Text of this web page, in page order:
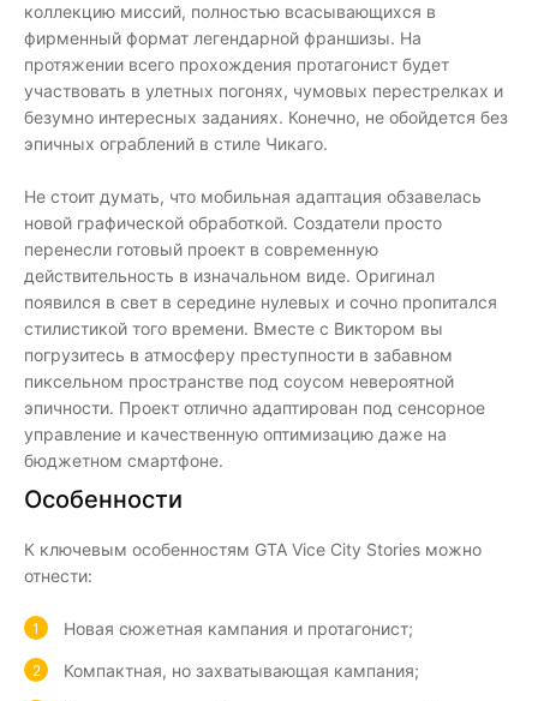
коллекцию миссий, полностью всасывающихся в
фирменный формат легендарной франшизы. На
протяжении всего прохождения протагонист будет
участвовать в улетных погонях, чумовых перестрелках и
безумно интересных заданиях. Конечно, не обойдется без
эпичных ограблений в стиле Чикаго.
Не стоит думать, что мобильная адаптация обзавелась
новой графической обработкой. Создатели просто
перенесли готовый проект в современную
действительность в изначальном виде. Оригинал
появился в свет в середине нулевых и сочно пропитался
стилистикой того времени. Вместе с Виктором вы
погрузитесь в атмосферу преступности в забавном
пиксельном пространстве под соусом невероятной
эпичности. Проект отлично адаптирован под сенсорное
управление и качественную оптимизацию даже на
бюджетном смартфоне.
Особенности
К ключевым особенностям GTA Vice City Stories можно
отнести:
Новая сюжетная кампания и протагонист;
Компактная, но захватывающая кампания;